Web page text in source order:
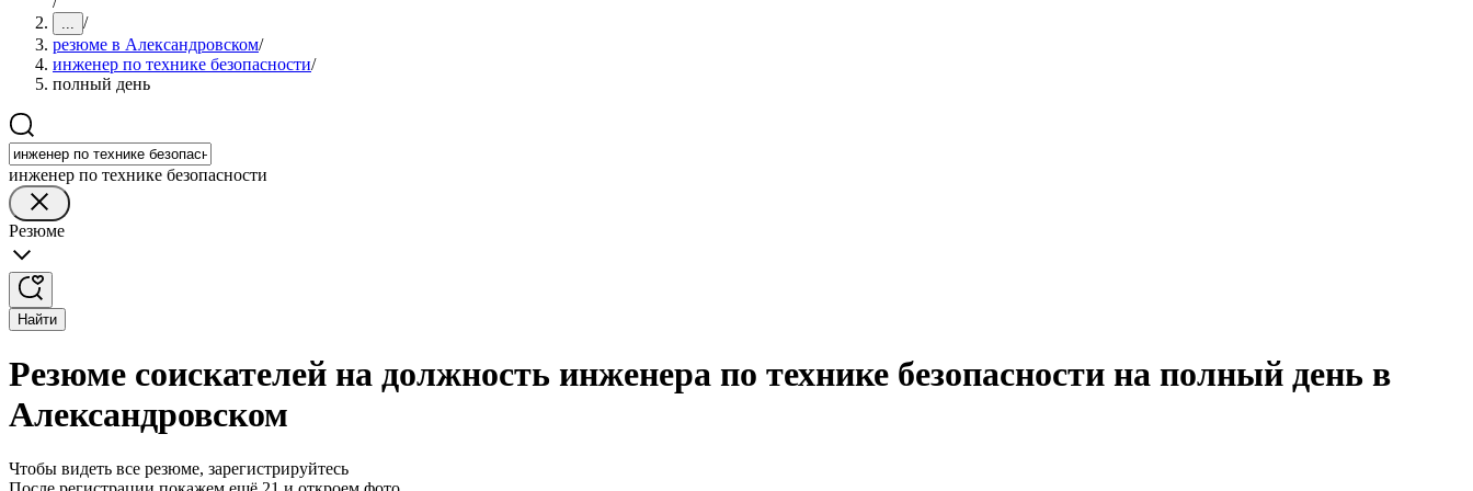
... /
резюме в Александровском/
инженер по технике безопасности/
полный день
инженер по технике безопасности
Резюме
Найти
Резюме соискателей на должность инженера по технике безопасности на полный день в
Александровском
Чтобы видеть все резюме, зарегистрируйтесь